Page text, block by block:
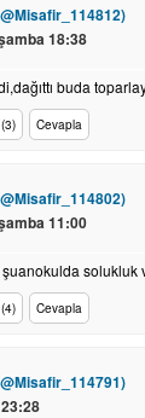
18:38
buda
Cevapla
11:00
solukluk
Cevapla